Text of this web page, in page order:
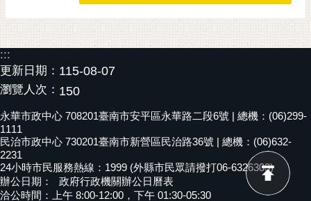
:::
更新日期： 115-08-07
瀏覽人次： 150
永華市政中心 708201臺南市安平區永華路二段6號 | 總機：(06)299-
1111
民治市政中心 730201臺南市新營區民治路36號 | 總機：(06)632-
2231
24小時市民服務熱線：1999 (外縣市民眾請撥打06-6326303)
辦公日期：
政府行政機關辦公日曆表
洽公時間：上午 8:00-12:00，下午 01:30-05:30